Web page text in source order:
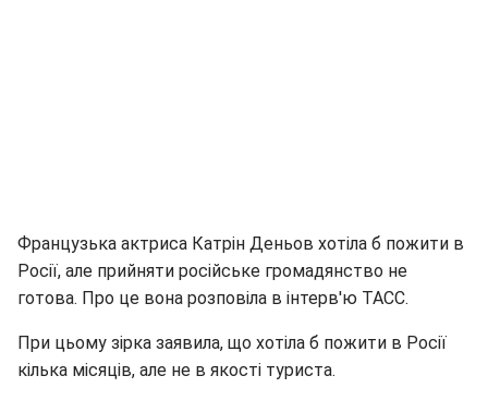
Французька актриса Катрін Деньов хотіла б пожити в
Росії, але прийняти російське громадянство не
готова. Про це вона розповіла в інтерв'ю ТАСС.
При цьому зірка заявила, що хотіла б пожити в Росії
кілька місяців, але не в якості туриста.